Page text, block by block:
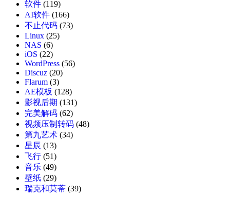
软件 (119)
AI软件 (166)
不止代码 (73)
Linux (25)
NAS (6)
iOS (22)
WordPress (56)
Discuz (20)
Flarum (3)
AE模板 (128)
影视后期 (131)
完美解码 (62)
视频压制转码 (48)
第九艺术 (34)
星辰 (13)
飞行 (51)
音乐 (49)
壁纸 (29)
瑞克和莫蒂 (39)